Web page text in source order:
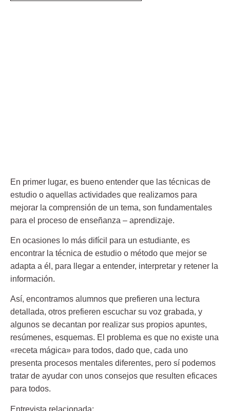
En primer lugar, es bueno entender que las técnicas de
estudio o aquellas actividades que realizamos para
mejorar la comprensión de un tema, son fundamentales
para el proceso de enseñanza – aprendizaje.
En ocasiones lo más difícil para un estudiante, es
encontrar la técnica de estudio o método que mejor se
adapta a él, para llegar a entender, interpretar y retener la
información.
Así, encontramos alumnos que prefieren una lectura
detallada, otros prefieren escuchar su voz grabada, y
algunos se decantan por realizar sus propios apuntes,
resúmenes, esquemas. El problema es que no existe una
«receta mágica» para todos, dado que, cada uno
presenta procesos mentales diferentes, pero sí podemos
tratar de ayudar con unos consejos que resulten eficaces
para todos.
Entrevista relacionada: